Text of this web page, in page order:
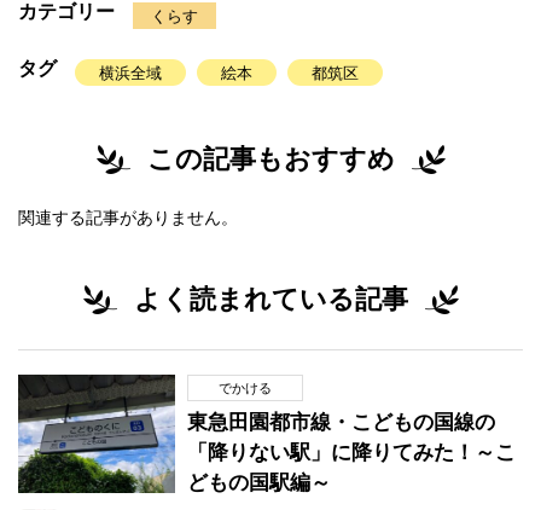
カテゴリー くらす
タグ 横浜全域 絵本 都筑区
この記事もおすすめ
関連する記事がありません。
よく読まれている記事
でかける
東急田園都市線・こどもの国線の
「降りない駅」に降りてみた！～こ
どもの国駅編～